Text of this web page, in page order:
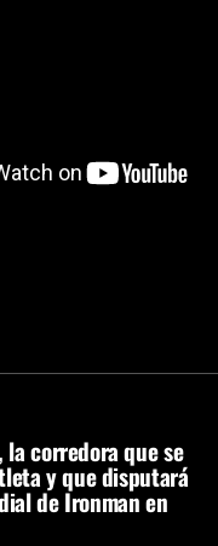
la corredora que se
y que disputará
de Ironman en